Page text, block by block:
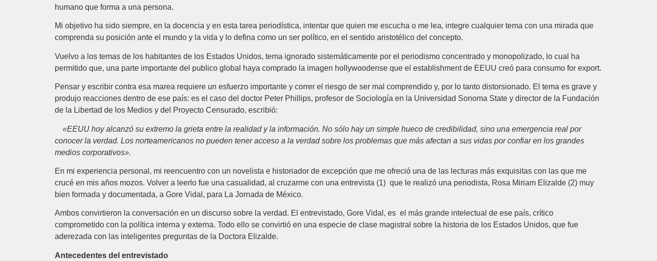
humano que forma a una persona.
Mi objetivo ha sido siempre, en la docencia y en esta tarea periodística, intentar que quien me escucha o me lea, integre cualquier tema con una mirada que
comprenda su posición ante el mundo y la vida y lo defina como un ser político, en el sentido aristotélico del concepto.
Vuelvo a los temas de los habitantes de los Estados Unidos, tema ignorado sistemáticamente por el periodismo concentrado y monopolizado, lo cual ha
permitido que, una parte importante del publico global haya comprado la imagen hollywoodense que el establishment de EEUU creó para consumo for export.
Pensar y escribir contra esa marea requiere un esfuerzo importante y correr el riesgo de ser mal comprendido y, por lo tanto distorsionado. El tema es grave y
produjo reacciones dentro de ese país: es el caso del doctor Peter Phillips, profesor de Sociología en la Universidad Sonoma State y director de la Fundación
de la Libertad de los Medios y del Proyecto Censurado, escribió:
«EEUU hoy alcanzó su extremo la grieta entre la realidad y la información. No sólo hay un simple hueco de credibilidad, sino una emergencia real por
conocer la verdad. Los norteamericanos no pueden tener acceso a la verdad sobre los problemas que más afectan a sus vidas por confiar en los grandes
medios corporativos».
En mi experiencia personal, mi reencuentro con un novelista e historiador de excepción que me ofreció una de las lecturas más exquisitas con las que me
crucé en mis años mozos. Volver a leerlo fue una casualidad, al cruzarme con una entrevista (1) que le realizó una periodista, Rosa Miriam Elizalde (2) muy
bien formada y documentada, a Gore Vidal, para La Jornada de México.
Ambos convirtieron la conversación en un discurso sobre la verdad. El entrevistado, Gore Vidal, es el más grande intelectual de ese país, crítico
comprometido con la política interna y externa. Todo ello se convirtió en una especie de clase magistral sobre la historia de los Estados Unidos, que fue
aderezada con las inteligentes preguntas de la Doctora Elizalde.
Antecedentes del entrevistado